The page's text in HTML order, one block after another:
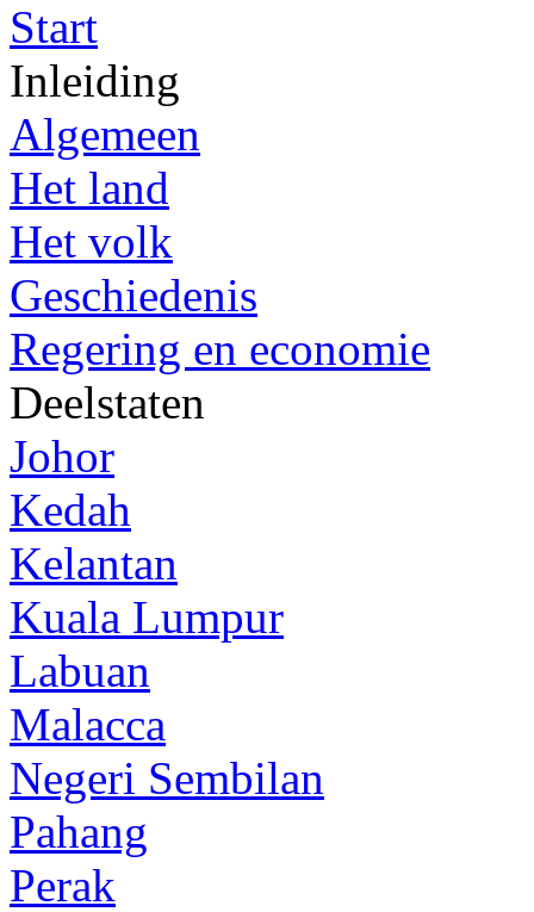
Start
Inleiding
Algemeen
Het land
Het volk
Geschiedenis
Regering en economie
Deelstaten
Johor
Kedah
Kelantan
Kuala Lumpur
Labuan
Malacca
Negeri Sembilan
Pahang
Perak